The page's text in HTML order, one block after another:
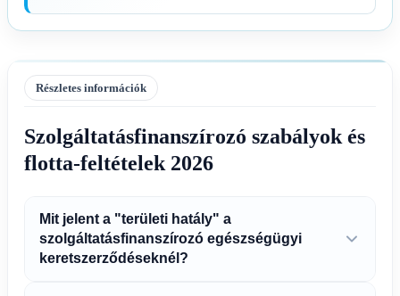
Részletes információk
Szolgáltatásfinanszírozó szabályok és
flotta-feltételek 2026
Mit jelent a "területi hatály" a
szolgáltatásfinanszírozó egészségügyi
keretszerződéseknél?